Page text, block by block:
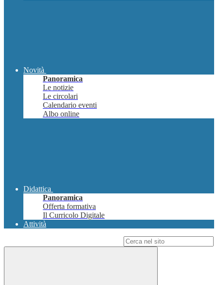
Novità
Panoramica
Le notizie
Le circolari
Calendario eventi
Albo online
Didattica
Panoramica
Offerta formativa
Il Curricolo Digitale
Attività